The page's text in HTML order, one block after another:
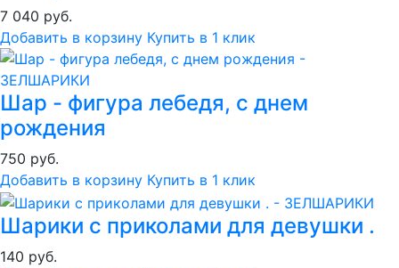
7 040 руб.
Добавить в корзину Купить в 1 клик
Шар - фигура лебедя, с днем
рождения
750 руб.
Добавить в корзину Купить в 1 клик
Шарики с приколами для девушки .
140 руб.